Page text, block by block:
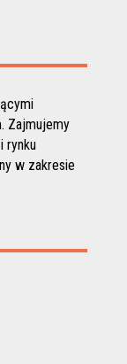
Zajmujemy
rynku
w zakresie